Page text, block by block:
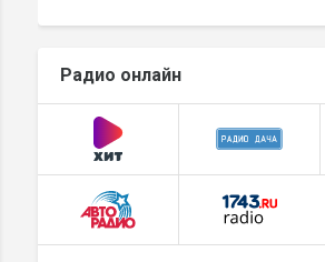
Радио онлайн